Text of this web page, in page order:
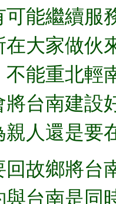
能繼續服
大家做伙
能重北輕
台南建設
人還是要
故鄉將台
台南是同